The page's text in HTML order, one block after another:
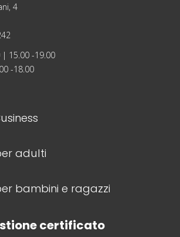
4
| 15.00 -19.00
-18.00
adulti
bambini e ragazzi
certificato